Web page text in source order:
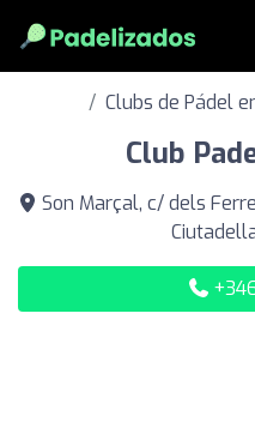
Clubs de Pádel
Club
Son Marçal, c/ dels